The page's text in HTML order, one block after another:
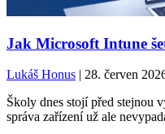
Jak Microsoft Intune
Lukáš Honus | 28. červen
Školy dnes stojí před stejnou
správa zařízení už ale